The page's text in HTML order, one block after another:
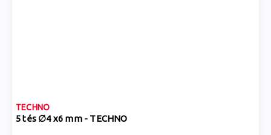
TECHNO
5 tés ∅4 x6 mm - TECHNO